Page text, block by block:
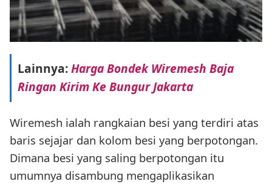
Lainnya:Harga Bondek Wiremesh Baja
Ringan Kirim Ke Bungur Jakarta
Wiremesh ialah rangkaian besi yang terdiri atas
baris sejajar dan kolom besi yang berpotongan.
Dimana besi yang saling berpotongan itu
umumnya disambung mengaplikasikan